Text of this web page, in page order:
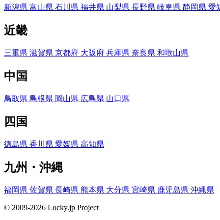
新潟県 富山県 石川県 福井県 山梨県 長野県 岐阜県 静岡県 愛
近畿
三重県 滋賀県 京都府 大阪府 兵庫県 奈良県 和歌山県
中国
鳥取県 島根県 岡山県 広島県 山口県
四国
徳島県 香川県 愛媛県 高知県
九州・沖縄
福岡県 佐賀県 長崎県 熊本県 大分県 宮崎県 鹿児島県 沖縄県
© 2009-2026 Locky.jp Project